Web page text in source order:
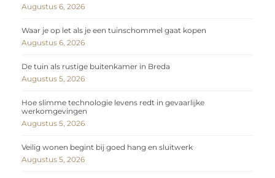
Augustus 6, 2026
Waar je op let als je een tuinschommel gaat kopen
Augustus 6, 2026
De tuin als rustige buitenkamer in Breda
Augustus 5, 2026
Hoe slimme technologie levens redt in gevaarlijke
werkomgevingen
Augustus 5, 2026
Veilig wonen begint bij goed hang en sluitwerk
Augustus 5, 2026